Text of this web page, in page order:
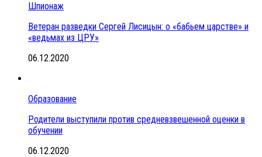
Шпионаж
Ветеран разведки Сергей Лисицын: о «бабьем царстве» и
«ведьмах из ЦРУ»
06.12.2020
Образование
Родители выступили против средневзвешенной оценки в
обучении
06.12.2020